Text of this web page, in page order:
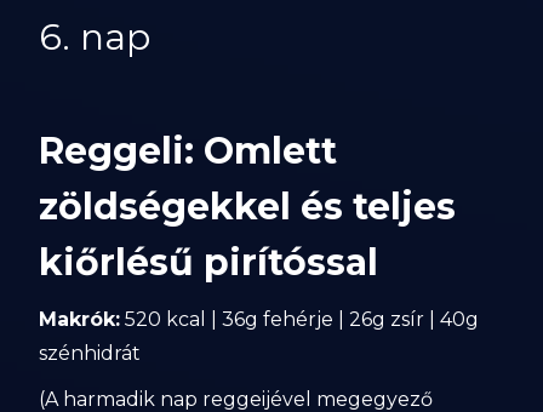
6. nap
Reggeli: Omlett
zöldségekkel és teljes
kiőrlésű pirítóssal
Makrók: 520 kcal | 36g fehérje | 26g zsír | 40g
szénhidrát
(A harmadik nap reggeijével megegyező